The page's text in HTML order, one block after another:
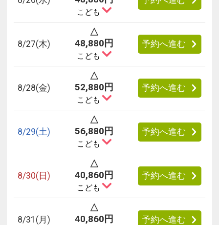
こども
8/27(木)
△
48,880円
こども
予約へ進む
8/28(金)
△
52,880円
こども
予約へ進む
8/29(土)
△
56,880円
こども
予約へ進む
8/30(日)
△
40,860円
こども
予約へ進む
8/31 (月)
△
40,860円
予約へ進む